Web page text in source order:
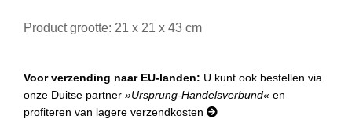
Product grootte: 21 x 21 x 43 cm
Voor verzending naar EU-landen: U kunt ook bestellen via
onze Duitse partner »Ursprung-Handelsverbund« en
profiteren van lagere verzendkosten